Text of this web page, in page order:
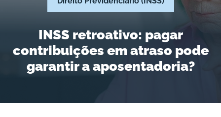
INSS retroativo: pagar
contribuições em atraso pode
garantir a aposentadoria?